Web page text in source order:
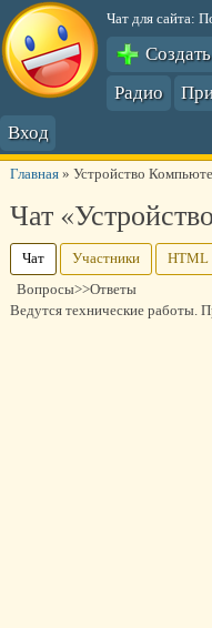
Чат для сайта:
Радио
Вход
Главная» Устройство
Чат
Чат Участники
HTML
Вопросы>>Ответы